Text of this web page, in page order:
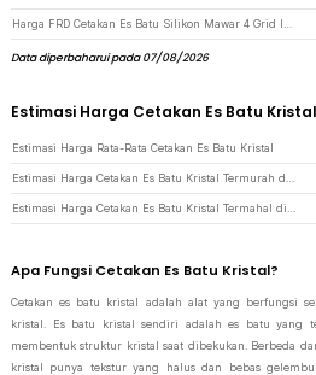
Data diperbaharui pada 07/08/2026
Estimasi Harga Cetakan Es Batu Kristal
Estimasi Harga Rata-Rata Cetakan Es Batu Kristal
Apa Fungsi Cetakan Es Batu Kristal?
Cetakan es batu kristal adalah alat yang berfungsi
kristal. Es batu kristal sendiri adalah es batu yang
membentuk struktur kristal saat dibekukan. Berbeda
kristal punya tekstur yang halus dan bebas